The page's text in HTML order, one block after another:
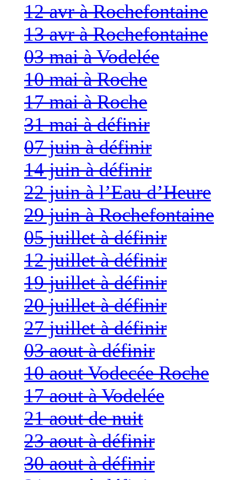
12 avr à Rochefontaine
13 avr à Rochefontaine
03 mai à Vodelée
10 mai à Roche
17 mai à Roche
31 mai à définir
07 juin à définir
14 juin à définir
22 juin à l’Eau d’Heure
29 juin à Rochefontaine
05 juillet à définir
12 juillet à définir
19 juillet à définir
20 juillet à définir
27 juillet à définir
03 aout à définir
10 aout Vodecée Roche
17 aout à Vodelée
21 aout de nuit
23 aout à définir
30 aout à définir